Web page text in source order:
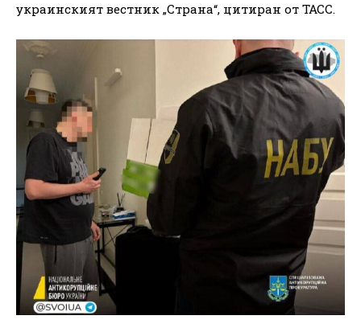
украинският вестник „Страна“, цитиран от ТАСС.